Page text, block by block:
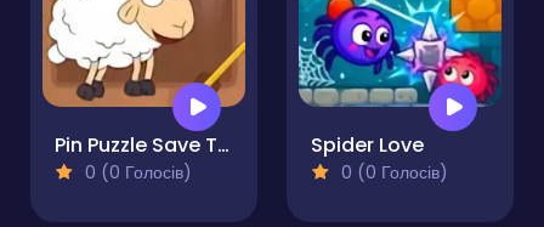
Pin Puzzle Save The Sheep
0 (0 Голосів)
Spider Love
0 (0 Голосів)